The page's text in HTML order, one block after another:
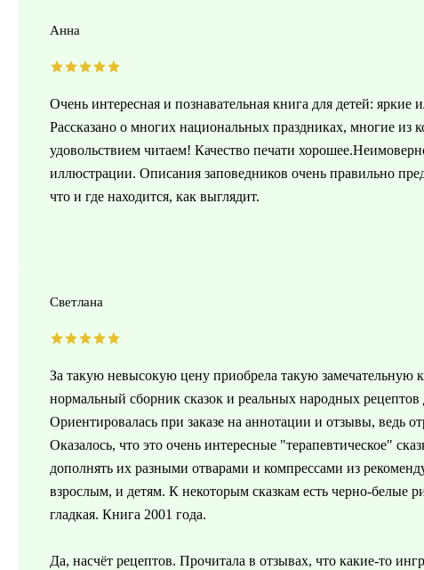
Анна
Очень интересная и познавательная книга для детей:
Рассказано о многих национальных праздниках, многие
удовольствием читаем! Качество печати
иллюстрации. Описания заповедников очень правильно
что и где находится, как выглядит.
Светлана
За такую невысокую цену приобрела такую замечательную
нормальный сборник сказок и реальных народных рецептов
Ориентировалась при заказе на аннотации и отзывы, ведь
Оказалось, что это очень интересные "терапевтическое"
дополнять их разными отварами и компрессами из
взрослым, и детям. К некоторым сказкам есть черно-белые
гладкая. Книга 2001 года.
Да, насчёт рецептов. Прочитала в отзывах, что какие-то